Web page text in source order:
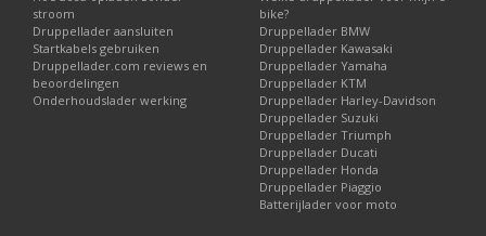
rendement door de directe koppeling van wikkelingen.
Laadsysteem testers: controle van laden
en dynamo
Eenlaadsysteemtesteranalyseert de werking van het volledige
stroom
Druppellader aansluiten
Startkabels gebruiken
Druppellader.com reviews en
beoordelingen
Onderhoudslader werking
bike?
Druppellader BMW
Druppellader Kawasaki
Druppellader Yamaha
Druppellader KTM
Druppellader Harley-Davidson
Druppellader Suzuki
Druppellader Triumph
Druppellader Ducati
Druppellader Honda
Druppellader Piaggio
Batterijlader voor moto